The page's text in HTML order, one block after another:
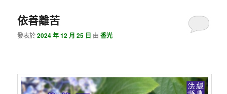
依善離苦
發表於2024 年 12 月 25 日 由香光